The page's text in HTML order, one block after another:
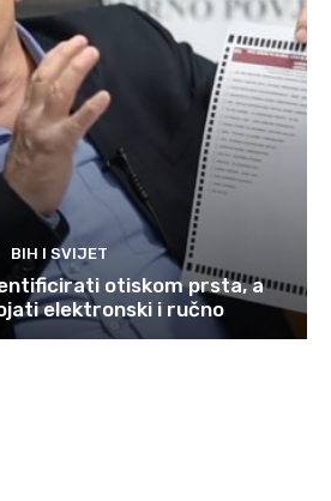
BIH I SVIJET
otiskom prsta, a
elektronski i ručno